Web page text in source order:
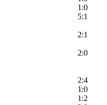
1:0
5:1
2:1
2:0
2:4
1:0
1:2